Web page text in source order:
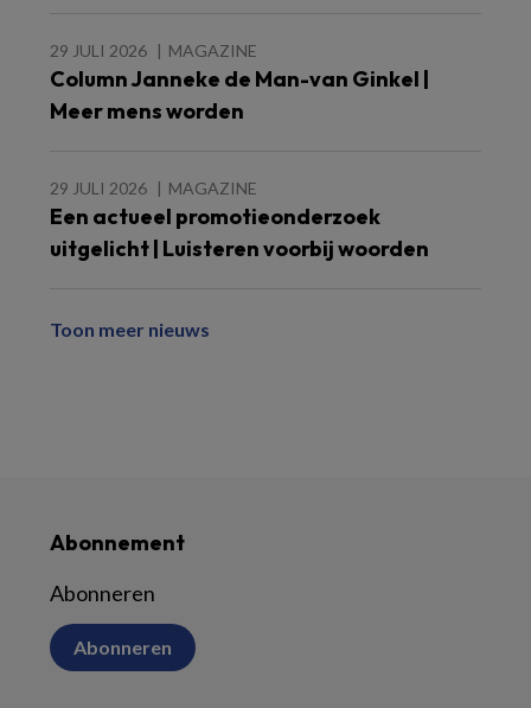
29 JULI 2026 MAGAZINE
Column Janneke de Man-van Ginkel |
Meer mens worden
29 JULI 2026 MAGAZINE
Een actueel promotieonderzoek
uitgelicht | Luisteren voorbij woorden
Toon meer nieuws
Abonnement
Abonneren
Abonneren